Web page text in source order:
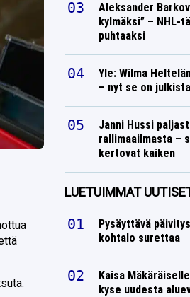
Aleksander
kylmäksi” – NHL-
puhtaaksi
Yle: Wilma
– nyt se on
Janni Hussi
rallimaailmasta –
kertovat kaiken
LUETUIMMAT
Pysäyttävä
kohtalo surettaa
Kaisa
kyse uudesta